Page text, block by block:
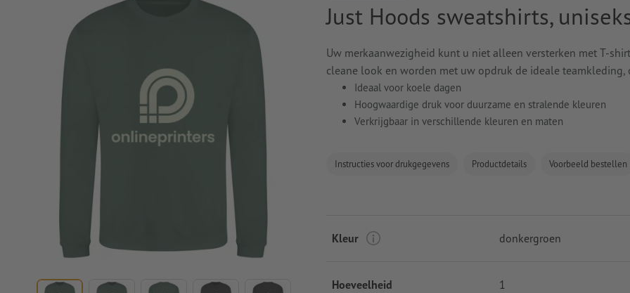
Just Hoods sweatshirts,
Uw merkaanwezigheid kunt u niet alleen versterken met T-
cleane look en worden met uw opdruk de ideale teamkleding,
Ideaal voor koele dagen
Hoogwaardige druk voor duurzame en stralende kleuren
Verkrijgbaar in verschillende kleuren en maten
Instructies voor drukgegevens Productdetails Voorbeeld bestellen
Kleur donkergroen
Hoeveelheid 1